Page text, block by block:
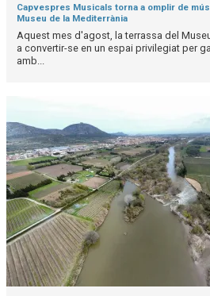
Capvespres Musicals torna a omplir de
Museu de la Mediterrània
Aquest mes d'agost, la terrassa del
a convertir-se en un espai privilegiat per
amb...